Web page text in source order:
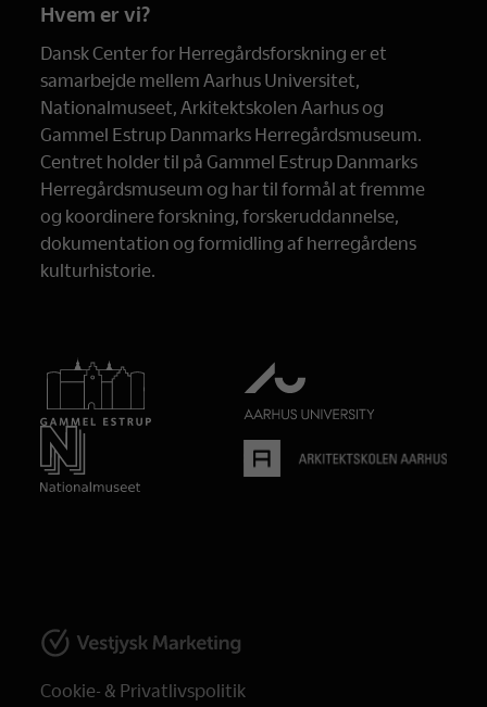
Hvem er vi?
Dansk Center for Herregårdsforskning er et
samarbejde mellem Aarhus Universitet,
Nationalmuseet, Arkitektskolen Aarhus og
Gammel Estrup Danmarks Herregårdsmuseum.
Centret holder til på Gammel Estrup Danmarks
Herregårdsmuseum og har til formål at fremme
og koordinere forskning, forskeruddannelse,
dokumentation og formidling af herregårdens
kulturhistorie.
Cookie- & Privatlivspolitik